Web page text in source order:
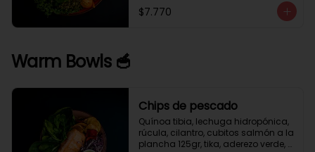
$7.770
Warm Bowls 🥣
Chips de pescado
Quínoa tibia, lechuga hidropónica,
rúcula, cilantro, cubitos salmón a la
plancha 125gr, tika, aderezo verde,